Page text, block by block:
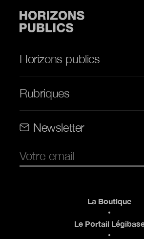
Horizons publics
Rubriques
Newsletter
La Boutique
Le Portail